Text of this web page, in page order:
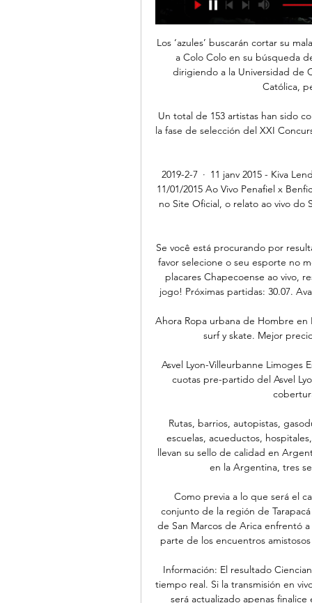
Los ‘azules’ buscarán cortar su mala racha en el Estadio Monumental y de paso complicar a Colo Colo en su búsqueda del título. Martín Lasarte no ha ganado ni un clásico dirigiendo a la Universidad de Chile, si cuando estaba en la banca de Universidad Católica, pero esas son historias distintas.

Un total de 153 artistas han sido convocados para participar hasta el 17 de noviembre en la fase de selección del XXI Concurso Nacional de Arte Flamenco de Córdoba en sus tres secciones:...

2019-2-7 · 11 janv 2015 - Kiva Lending Team: Assistir Nacional vs Boavista Ao Vivo online 11/01/2015 Ao Vivo Penafiel x Benfica – Ao Vivo Grátis - Ao Vivo Agora 1 janv Acompanhe, no Site Oficial, o relato ao vivo do SL Benfica B – FC ª Fase TV Online e Futebol ao Vivo - …

Se você está procurando por resultados de outra equipe com o nome Chapecoense, por favor selecione o seu esporte no menu no topo ou a categoria (país) à esquerda. Siga os placares Chapecoense ao vivo, resultados finais, calendário de partidas e detalhes de jogo! Próximas partidas: 30.07. Avaí x Chapecoense, 08.08. Oeste x Chapecoense, 11.08.

Ahora Ropa urbana de Hombre en Blue Tomato. La tienda en línea de snowboard, freeski, surf y skate. Mejor precio garantizado y gran variedad de productos.

Asvel Lyon-Villeurbanne Limoges Estadísticas Aquí en Oddspedia puedes encontrar las cuotas pre-partido del Asvel Lyon-Villeurbanne - Limoges, estadísticas del partido, cobertura en directo, alineaciones ...

Rutas, barrios, autopistas, gasoductos, edificios en torre, presas, hoteles, viaductos, escuelas, acueductos, hospitales, puentes y obras de saneamiento y de urbanización llevan su sello de calidad en Argentina y América del Sur. Green S.A. posee actualmente en la Argentina, tres sedes en Mendoza, San Luis y Buenos Aires.

Como previa a lo que será el campeonato de la B, el equipo ariqueño enfrentó al conjunto de la región de Tarapacá como visita. Hoy durante la mañana, el equipo titular de San Marcos de Arica enfrentó a un Deportes Iquique conformado por reservas, como parte de los encuentros amistosos de preparación para el Campeonato de la Primera B.

Información: El resultado Cienciano vs. Atlético Grau de Fútbol de Perú se muestra en tiempo real. Si la transmisión en vivo y en directo no se encuentra disponible, el resultado será actualizado apenas finalice el partido. El horario Cienciano vs. Atlético Grau se muestra en tu hora local.

Asvel Basket | Resumen La página del Asvel Basket en Flashscore.es ofrece marcadores en directo, resultados, clasificaciones y detalles de los partidos.

2020-7-7 · Club León vs Pachuca: Paulo Pezzolano "reclama" a Ignacio Ambriz interés por el 'Burrito' Hernández Más noticias: León Fútbol. Juarez 03 Jul, 09:30 PM ¡Nos preparamos para la Copa en León! Cd. Juárez, Chihuahua.- Confirmada la participación de Bravos en un torneo cuadrangular en León, donde participarán los anfitriones, Pachuca y.

Esta es una vista general de todos los jugadores que hoy en día están activos en el equipo Cienciano y que juegan actualmente para su selección nacional.

Autos, Motos .. y algo mas (Toluca y alrededores) has 55,486 members. Creado para vender y comprar autos, motos y todo lo relacionado a nuestras...

El RB Leipzig continuó haciendo historia en la Liga de Campeones y se clasificó a las semifinales tras superar por 2-1 en la recta final del partido al Atlético de Madrid, este jueves en su.

Patronato vs Instituto de Córdoba en VIVO y en directo por Canal 7. Si querés ver el partido de Patronato vs Instituto de Córdoba en vivo online por Canal 7, te contamos el horario y los detalles. Hoy, 09 de Marzo de 2012, Patronato y Instituto de Córdoba se enfrentan...

Saski Baskonia vs. LDLC ASVEL Villeurbanne hace 2 días — El encuentro se disputa este jueves, 8 de febrero, a partir de las 20:30 horas en